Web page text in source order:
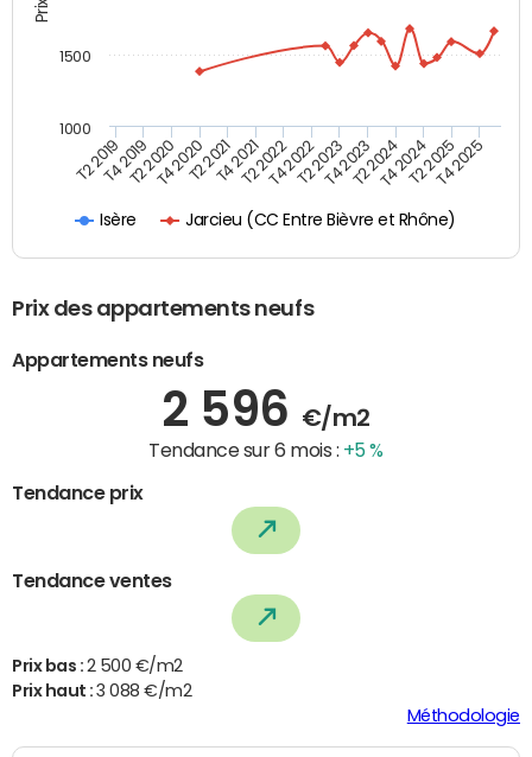
Isère Jarcieu (CC Entre Bièvre et Rhône)
T2 2019T4 2019T2 2020T4 2020T2 2021T4 2021T2 2022T4 2022T2 2023T4 2023T2 2024T4 2024T2 2025T4 2025
1500
1000
Prix des appartements neufs
Appartements neufs
2 596 €/m2
Tendance sur 6 mois : +5 %
Tendance prix
Tendance ventes
Prix bas : 2 500 €/m2
Prix haut :3 088 €/m2
Méthodologie